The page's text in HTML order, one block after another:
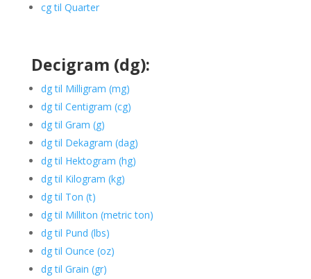
cg til Quarter
Decigram (dg):
dg til Milligram (mg)
dg til Centigram (cg)
dg til Gram (g)
dg til Dekagram (dag)
dg til Hektogram (hg)
dg til Kilogram (kg)
dg til Ton (t)
dg til Milliton (metric ton)
dg til Pund (lbs)
dg til Ounce (oz)
dg til Grain (gr)